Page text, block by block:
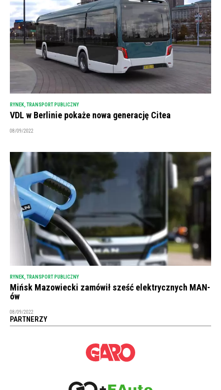
RYNEK, TRANSPORT PUBLICZNY
VDL w Berlinie pokaże nowa generację Citea
08/09/2022
RYNEK TRANSPORT PUBLICZNY
Mińsk Mazowiecki zamówił sześć elektrycznych MAN-
ów
08/09/2022
PARTNERZY